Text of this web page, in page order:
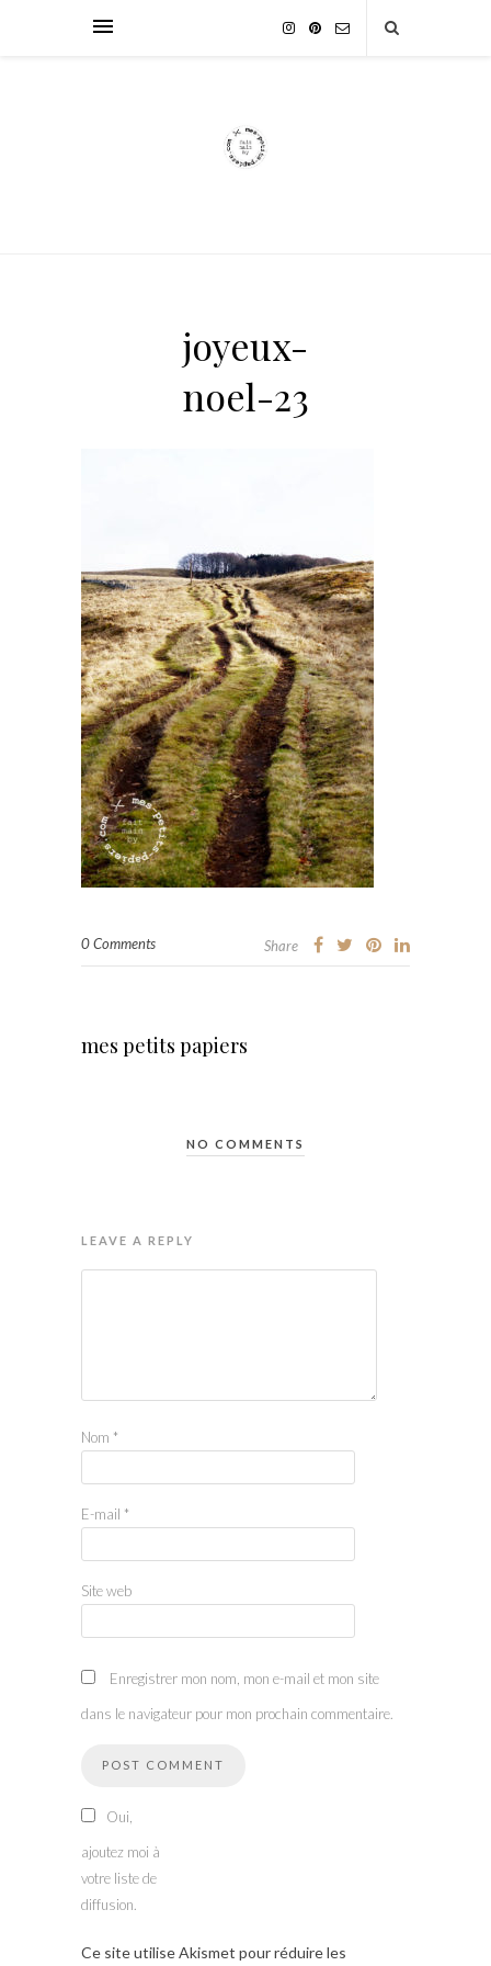
joyeux-
noel-23
0 Comments Share
mes petits papiers
NO COMMENTS
LEAVE A REPLY
Nom *
E-mail *
Site web
Enregistrer mon nom, mon e-mail et mon site
dans le navigateur pour mon prochain commentaire.
Oui,
ajoutez moi à
votre liste de
diffusion.
Ce site utilise Akismet pour réduire les